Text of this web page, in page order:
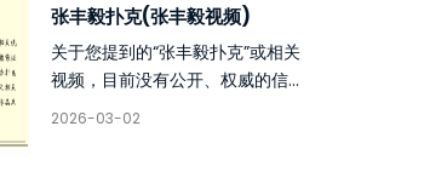
张丰毅扑克(张丰毅视频)
关于您提到的“张丰毅扑克”或相关
视频，目前没有公开、权威的信...
2026-03-02